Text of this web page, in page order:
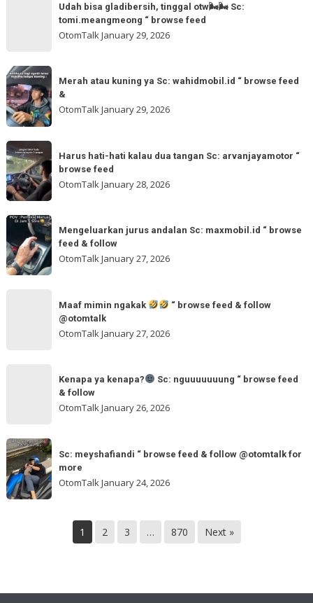
akmschooldrive_cikarang
&
follow
gladibersih,
otw
🌬
🌬
Sc:
“
browse
feed
Udah bisa gladibersih, tinggal otw🌬🌬 Sc:
tomi.meangmeong “ browse feed
OtomTalkJanuary 29, 2026
Merah
atau
kuning
ya
Sc:
wahidmobil.id
“
browse
Merah atau kuning ya Sc: wahidmobil.id “ browse feed
&
OtomTalkJanuary 29, 2026
Harus
hati-
hati
kalau
dua
tangan
Sc:
arvanjayamotor
Harus hati-hati kalau dua tangan Sc: arvanjayamotor “
browse feed
OtomTalkJanuary 28, 2026
Mengeluarkan
jurus
andalan
Sc:
Mengeluarkan jurus andalan Sc: maxmobil.id “ browse
feed & follow
OtomTalkJanuary 27, 2026
follow
@otomtalk
Maaf mimin ngakak
“ browse feed & follow
@otomtalk
OtomTalkJanuary 27, 2026
Sc:
nguuuuuuung
“
browse
Kenapa ya kenapa?
Sc: nguuuuuuung “ browse feed
& follow
OtomTalkJanuary 26, 2026
Sc:
meyshafiandi
“
browse
more
Sc: meyshafiandi “ browse feed & follow @otomtalk for
more
OtomTalk January 24, 2026
1 2 3 … 870 Next »